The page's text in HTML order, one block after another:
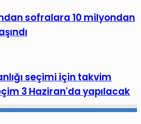
sofralara 10 milyondan
seçimi için takvim
3 Haziran'da yapılacak